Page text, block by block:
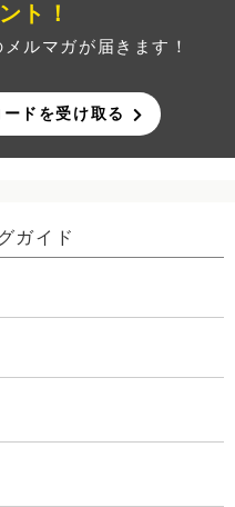
ト！
ルマガが届きます！
ドを受け取る
ガイド